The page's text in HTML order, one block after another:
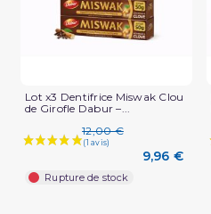
Lot x3 Dentifrice Miswak Clou
de Girofle Dabur –...
12,00 €
9,96 €
Rupture de stock